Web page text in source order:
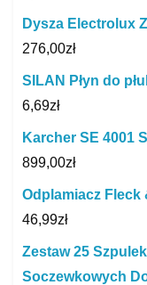
Dysza Electrolux
276,00zł
SILAN Płyn do
6,69zł
Karcher SE 4001
899,00zł
Odplamiacz Fleck
46,99zł
Zestaw 25
Soczewkowych